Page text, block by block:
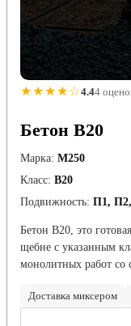
★★★★☆4.44
Бетон B20
Марка: М250
Класс: В20
Подвижность: П1,
Бетон B20, это
щебне с указанным
монолитных работ со
Доставка миксером